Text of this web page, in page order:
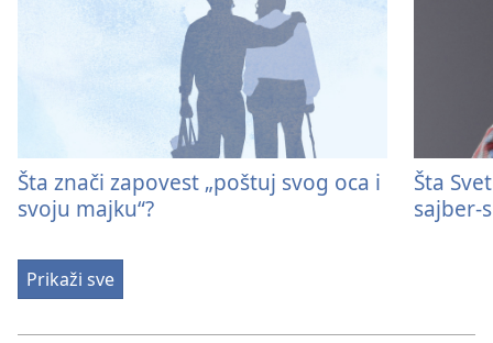
Šta znači zapovest „poštuj svog oca i
svoju majku“?
Šta
sajber-
Prikaži sve